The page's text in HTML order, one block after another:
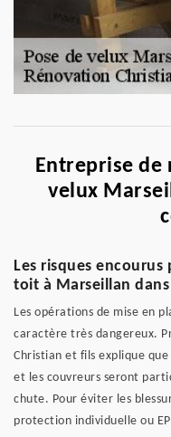
Entreprise
velux
Les risques
toit à Marseillan dans
Les opérations de mise en
caractère très dangereux.
Christian et fils explique
et les couvreurs seront
chute. Pour éviter les
protection individuelle ou